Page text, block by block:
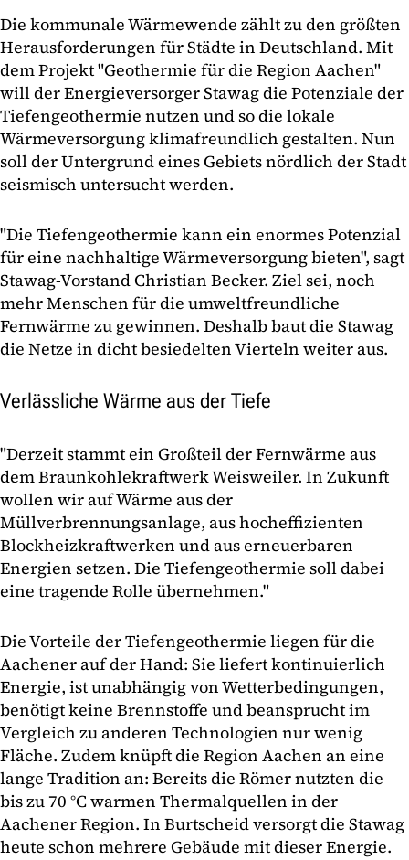
Die kommunale Wärmewende zählt zu den größten
Herausforderungen für Städte in Deutschland. Mit
dem Projekt "Geothermie für die Region Aachen"
will der Energieversorger Stawag die Potenziale der
Tiefengeothermie nutzen und so die lokale
Wärmeversorgung klimafreundlich gestalten. Nun
soll der Untergrund eines Gebiets nördlich der Stadt
seismisch untersucht werden.
"Die Tiefengeothermie kann ein enormes Potenzial
für eine nachhaltige Wärmeversorgung bieten", sagt
Stawag-Vorstand Christian Becker. Ziel sei, noch
mehr Menschen für die umweltfreundliche
Fernwärme zu gewinnen. Deshalb baut die Stawag
die Netze in dicht besiedelten Vierteln weiter aus.
Verlässliche Wärme aus der Tiefe
"Derzeit stammt ein Großteil der Fernwärme aus
dem Braunkohlekraftwerk Weisweiler. In Zukunft
wollen wir auf Wärme aus der
Müllverbrennungsanlage, aus hocheffizienten
Blockheizkraftwerken und aus erneuerbaren
Energien setzen. Die Tiefengeothermie soll dabei
eine tragende Rolle übernehmen."
Die Vorteile der Tiefengeothermie liegen für die
Aachener auf der Hand: Sie liefert kontinuierlich
Energie, ist unabhängig von Wetterbedingungen,
benötigt keine Brennstoffe und beansprucht im
Vergleich zu anderen Technologien nur wenig
Fläche. Zudem knüpft die Region Aachen an eine
lange Tradition an: Bereits die Römer nutzten die
bis zu 70 °C warmen Thermalquellen in der
Aachener Region. In Burtscheid versorgt die Stawag
heute schon mehrere Gebäude mit dieser Energie.